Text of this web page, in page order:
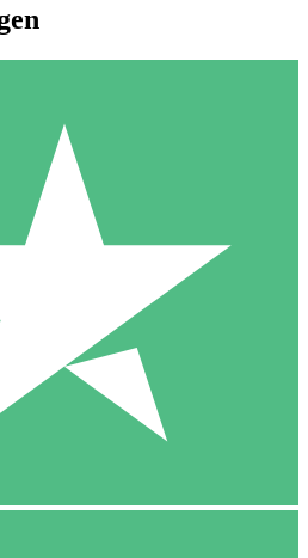
Credit-Pakete
mit Download-Credits. Keine
erforderlich.
10 00